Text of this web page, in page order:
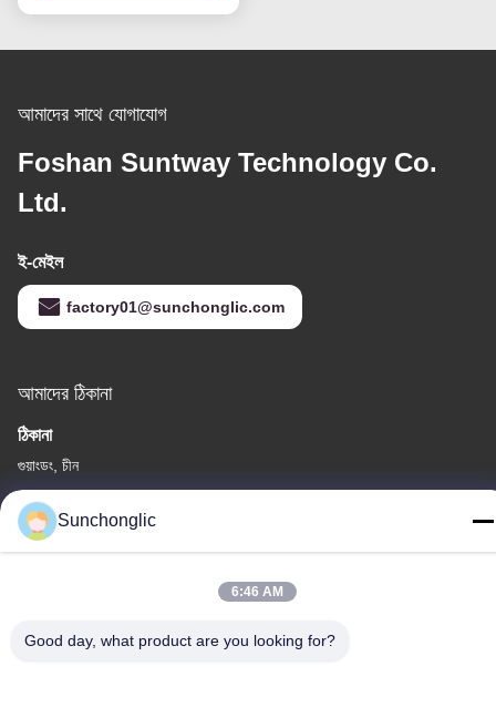
আমাদের সাথে যোগাযোগ
Foshan Suntway Technology Co.
Ltd.
ই-মেইল
factory01@sunchonglic.com
আমাদের ঠিকানা
ঠিকানা
গুয়াংডং, চীন
টেলিফোন
86--13711271181
Sunchonglic
6:46 AM
Good day, what product are you looking for?